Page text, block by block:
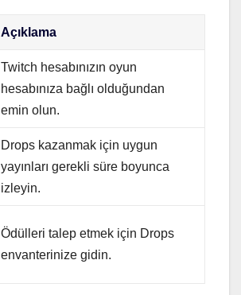
Açıklama
Twitch hesabınızın oyun
hesabınıza bağlı olduğundan
emin olun.
Drops kazanmak için uygun
yayınları gerekli süre boyunca
izleyin.
Ödülleri talep etmek için Drops
envanterinize gidin.